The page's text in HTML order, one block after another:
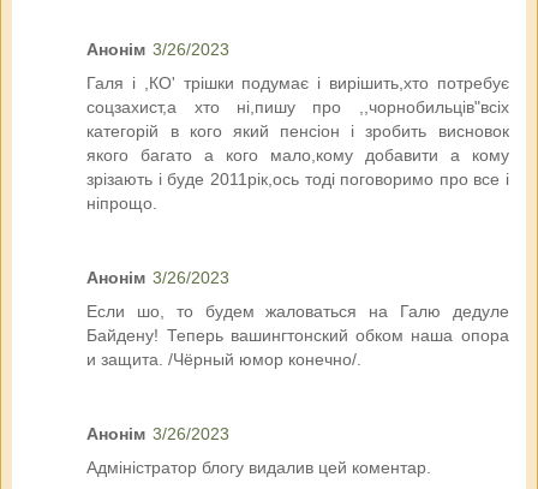
Анонім 3/26/2023
Галя і ,КО' трішки подумає і вирішить,хто потребує
соцзахист,а хто ні,пишу про ,,чорнобильців"всіх
категорій в кого який пенсіон і зробить висновок
якого багато а кого мало,кому добавити а кому
зрізають і буде 2011рік,ось тоді поговоримо про все і
ніпрощо.
Анонім 3/26/2023
Если шо, то будем жаловаться на Галю дедуле
Байдену! Теперь вашингтонский обком наша опора
и защита. /Чёрный юмор конечно/.
Анонім 3/26/2023
Адміністратор блогу видалив цей коментар.